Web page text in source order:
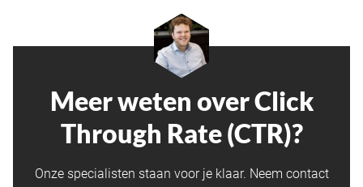
Meer weten over Click
Through Rate (CTR)?
Onze specialisten staan voor je klaar. Neem contact